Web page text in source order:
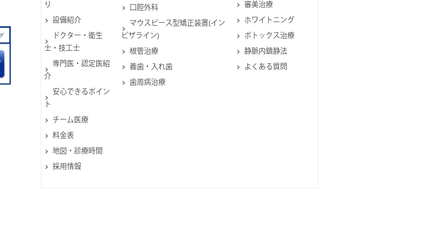
り
設備紹介
ドクター・衛生
士・技工士
専門医・認定医紹
介
安心できるポイン
ト
チーム医療
料金表
地図・診療時間
採用情報
口腔外科
マウスピース型矯正装置(イン
ビザライン)
根管治療
義歯・入れ歯
歯周病治療
審美治療
ホワイトニング
ボトックス治療
静脈内鎮静法
よくある質問